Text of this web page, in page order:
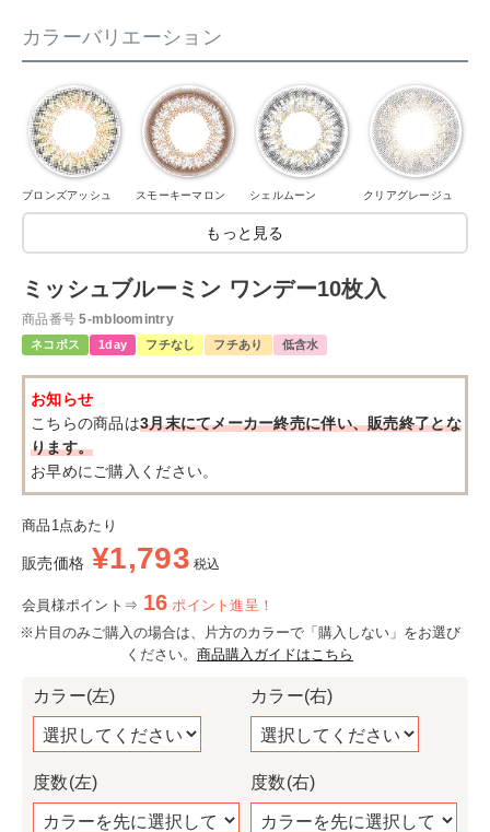
カラーバリエーション
ブロンズアッシュ スモーキーマロン シェルムーン クリアグレージュ
もっと見る
ミッシュブルーミン ワンデー10枚入
商品番号 5-mbloomintry
ネコポス 1day フチなし フチあり 低含水
お知らせ
こちらの商品は3月末にてメーカー終売に伴い、販売終了とな
ります。
お早めにご購入ください。
商品1点あたり
販売価格 ¥1,793 税込
会員様ポイント⇒ 16 ポイント進呈！
※片目のみご購入の場合は、片方のカラーで「購入しない」をお選び
ください。 商品購入ガイドはこちら
カラー(左)
度数(左)
カラー(右)
度数(右)